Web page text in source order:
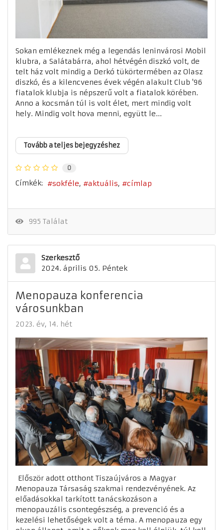
Sokan emlékeznek még a legendás leninvárosi Mobil
klubra, a Salátabárra, ahol hétvégén diszkó volt, de
telt ház volt mindig a Derkó tükörtermében az Olasz
diszkó, és a kilencvenes évek végén alakult Club '96
fiatalok klubja is népszerű volt a fiatalok körében.
Anno a kocsmán túl is volt élet, mert mindig volt
hely. Mindig volt hova menni, együtt le...
Tovább a teljes bejegyzéshez
0
Címkék: sokféle aktuális címlap
995 Találat
Szerkesztő
2024. április 05. Péntek
Menopauza konferencia
városunkban
2023. év 14. hét
Először adott otthont Tiszaújváros a Magyar
Menopauza Társaság szakmai rendezvényének. Az
előadásokkal tarkított tanácskozáson a
menopauzális csontegészség, a prevenció és a
kezelési lehetőségek volt a téma. A menopauza egy